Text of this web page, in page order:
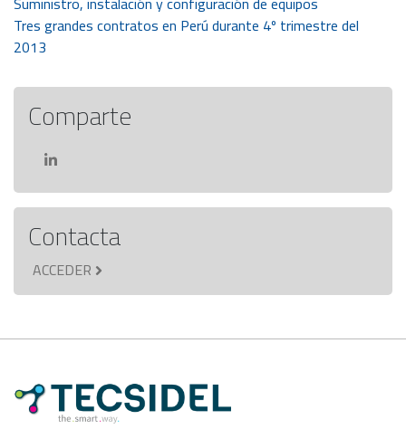
de
entradas
Tres grandes contratos en Perú durante 4º trimestre del
2013
Comparte
Contacta
ACCEDER